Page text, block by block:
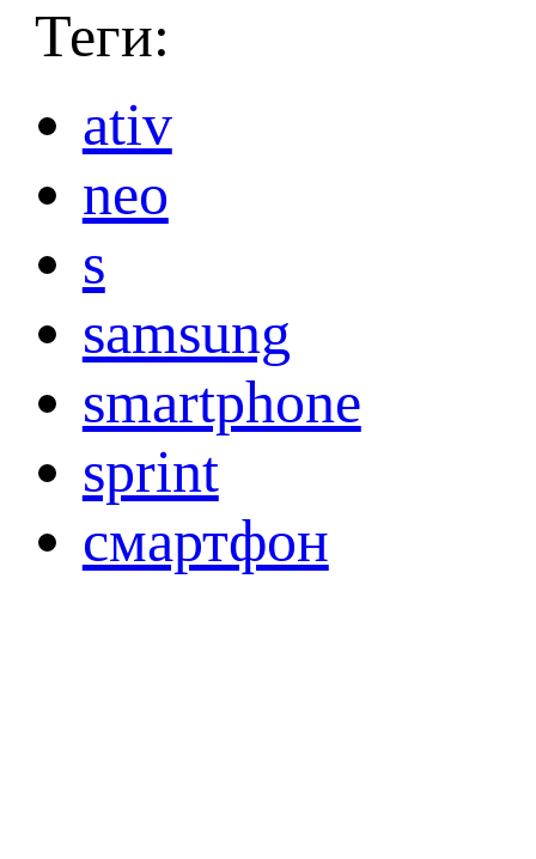
Теги:
ativ
neo
s
samsung
smartphone
sprint
смартфон